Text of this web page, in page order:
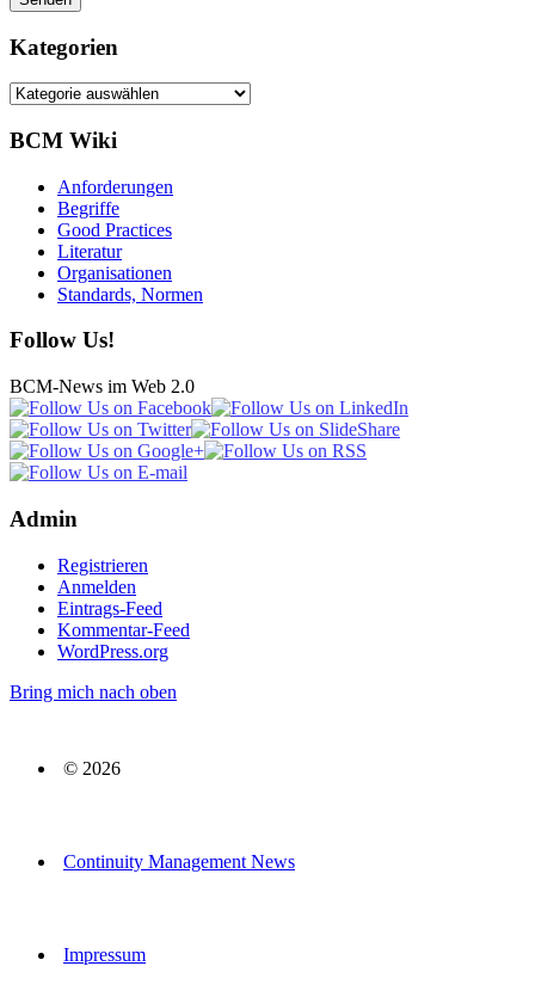
Kategorien
Kategorien
BCM Wiki
Anforderungen
Begriffe
Good Practices
Literatur
Organisationen
Standards, Normen
Follow Us!
BCM-News im Web 2.0
Admin
Registrieren
Anmelden
Eintrags-Feed
Kommentar-Feed
WordPress.org
Bring mich nach oben
© 2026
Continuity Management News
Impressum